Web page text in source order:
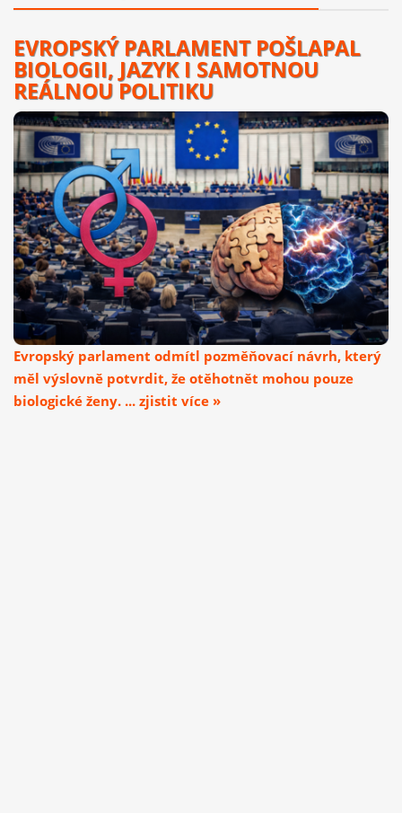
EVROPSKÝ PARLAMENT POŠLAPAL
BIOLOGII, JAZYK I SAMOTNOU
REÁLNOU POLITIKU
Evropský parlament odmítl pozměňovací návrh, který
měl výslovně potvrdit, že otěhotnět mohou pouze
biologické ženy. ... zjistit více »